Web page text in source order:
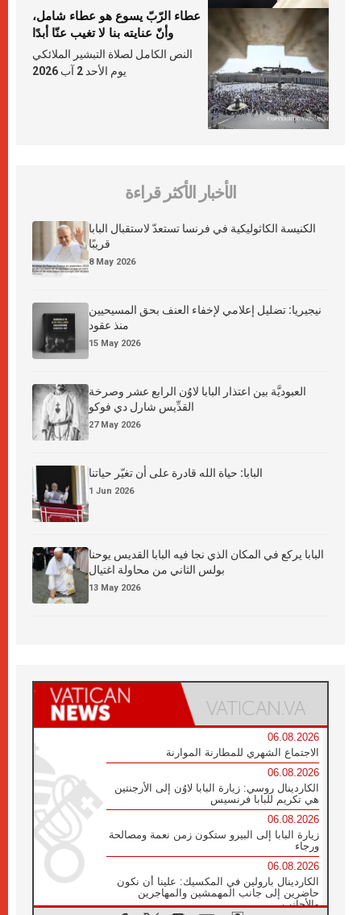
عطاء الرّبّ يسوع هو عطاء شامل،
وأنّ عنايته بنا لا تغيب عنّا أبدًا
النص الكامل لصلاة التبشير الملائكي
يوم الأحد 2 آب 2026
الأخبار الأكثر قراءة
الكنيسة الكاثوليكية في فرنسا تستعدّ لاستقبال البابا
قريبًا
8 May 2026
نيجيريا: تضليل إعلامي لإخفاء العنف بحق المسيحيين
منذ عقود
15 May 2026
العبوديَّة بين اعتذار البابا لاوُن الرابع عشر وصرخة
القدِّيس شارل دي فوكو
27 May 2026
البابا: حياة الله قادرة على أن تغيّر حياتنا
1 Jun 2026
البابا يركع في المكان الذي نجا فيه البابا القديس يوحنا
بولس الثاني من محاولة اغتيال
13 May 2026
06.08.2026
الاجتماع الشهري للمطارنة الموارنة
06.08.2026
الكاردينال روسي: زيارة البابا لاوُن إلى الأرجنتين
هي تكريم للبابا فرنسيس
06.08.2026
زيارة البابا إلى البيرو ستكون زمن نعمة ومصالحة
ورجاء
06.08.2026
الكاردينال بارولين في المكسيك: علينا أن نكون
حاضرين إلى جانب المهمشين والمهاجرين
والأجانب